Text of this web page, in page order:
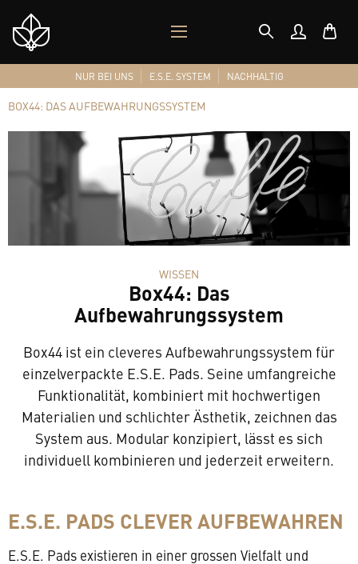
Shop
Logo
MOBILES
MENÜ
NUR BEI UNS E.S.E. SYSTEM NACHHALTIG
BOX44: DAS AUFBEWAHRUNGSSYSTEM
WISSEN
Box44: Das
Aufbewahrungssystem
Box44 ist ein cleveres Aufbewahrungssystem für
einzelverpackte E.S.E. Pads. Seine umfangreiche
Funktionalität, kombiniert mit hochwertigen
Materialien und schlichter Ästhetik, zeichnen das
System aus. Modular konzipiert, lässt es sich
individuell kombinieren und jederzeit erweitern.
E.S.E. PADS CLEVER AUFBEWAHREN
E.S.E. Pads existieren in einer grossen Vielfalt und